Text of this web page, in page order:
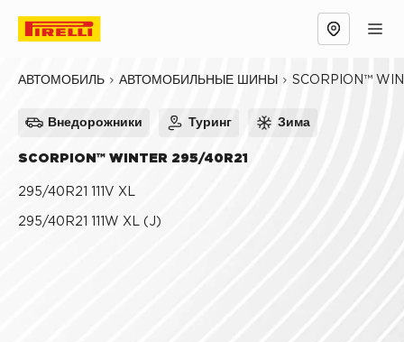
АВТОМОБИЛЬ АВТОМОБИЛЬНЫЕ ШИНЫ SCORPION™
Внедорожники Туринг Зима
SCORPION™ WINTER 295/40R21
295/40R21 111V XL
295/40R21 111W XL (J)